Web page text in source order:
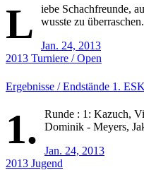
L
iebe Schachfreunde,
wusste zu
Jan. 24, 2013
2013 Turniere / Open
Ergebnisse / Endstände 1.
1.
Runde : 1: Kazuch,
Dominik - Meyers,
Jan. 24, 2013
2013 Jugend